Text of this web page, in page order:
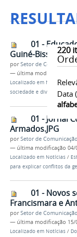
220
Data
01 -
Guiné-Bissau.JPG
porSetor de
— última modificação
Localizado em Notícias /
sociedade e diversidade
01 - Jornal
Armados.JPG
porSetor de Comunicação
— última modificação 04/
Localizado em Notícias /
para explicar conflitos da
01 - Novos
Francismara e
porSetor de Comunicação
— última modificação 15/
Localizado em Notícias /